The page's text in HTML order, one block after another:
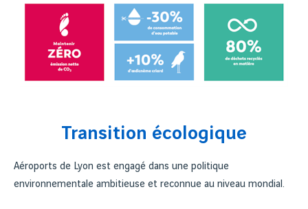
Transition écologique
Aéroports de Lyon est engagé dans une politique
environnementale ambitieuse et reconnue au niveau mondial.